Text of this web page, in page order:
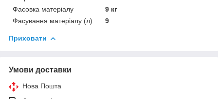
Фасовка матеріалу
9 кг
Фасування матеріалу (л)
9
Приховати
Умови доставки
Нова Пошта